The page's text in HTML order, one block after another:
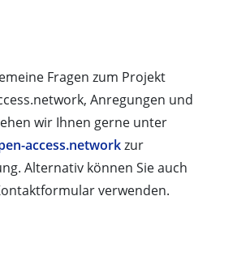
Fragen zum Projekt
Anregungen und
wir Ihnen gerne unter
access.networkzur
Alternativ können Sie auch
verwenden.